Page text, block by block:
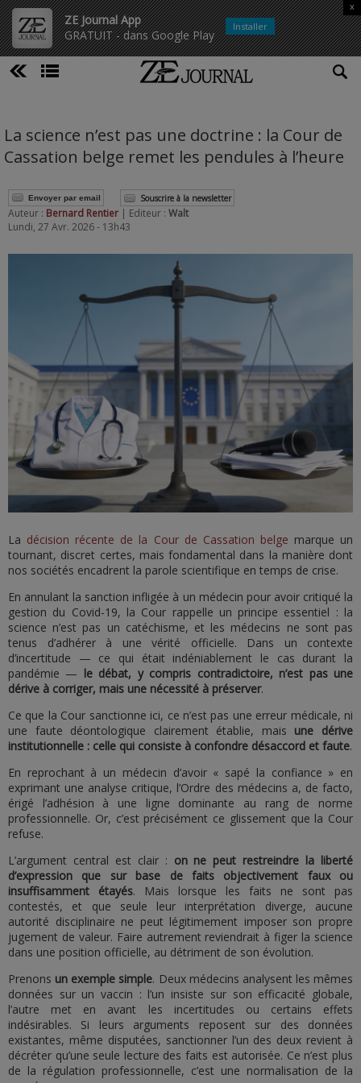
ZE Journal App
GRATUIT - dans Google Play
x
Installer
La science n’est pas une doctrine : la Cour de
Cassation belge remet les pendules à l’heure
Envoyer par email Souscrire à la newsletter
Auteur : Bernard Rentier | Editeur : Walt
Lundi, 27 Avr. 2026 - 13h43
La décision récente de la Cour de Cassation belge marque un
tournant, discret certes, mais fondamental dans la manière dont
nos sociétés encadrent la parole scientifique en temps de crise.
En annulant la sanction infligée à un médecin pour avoir critiqué la
gestion du Covid-19, la Cour rappelle un principe essentiel : la
science n’est pas un catéchisme, et les médecins ne sont pas
tenus d’adhérer à une vérité officielle. Dans un contexte
d’incertitude — ce qui était indéniablement le cas durant la
pandémie — le débat, y compris contradictoire, n’est pas une
dérive à corriger, mais une nécessité à préserver.
Ce que la Cour sanctionne ici, ce n’est pas une erreur médicale, ni
une faute déontologique clairement établie, mais une dérive
institutionnelle : celle qui consiste à confondre désaccord et faute.
En reprochant à un médecin d’avoir « sapé la confiance » en
exprimant une analyse critique, l’Ordre des médecins a, de facto,
érigé l’adhésion à une ligne dominante au rang de norme
professionnelle. Or, c’est précisément ce glissement que la Cour
refuse.
L’argument central est clair : on ne peut restreindre la liberté
d’expression que sur base de faits objectivement faux ou
insuffisamment étayés. Mais lorsque les faits ne sont pas
contestés, et que seule leur interprétation diverge, aucune
autorité disciplinaire ne peut légitimement imposer son propre
jugement de valeur. Faire autrement reviendrait à figer la science
dans une position officielle, au détriment de son évolution.
Prenons un exemple simple. Deux médecins analysent les mêmes
données sur un vaccin : l’un insiste sur son efficacité globale,
l’autre met en avant les incertitudes ou certains effets
indésirables. Si leurs arguments reposent sur des données
existantes, même disputées, sanctionner l’un des deux revient à
décréter qu’une seule lecture des faits est autorisée. Ce n’est plus
de la régulation professionnelle, c’est une normalisation de la